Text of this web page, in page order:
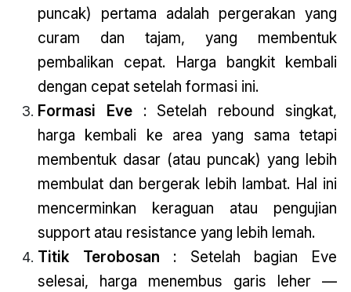
puncak) pertama adalah pergerakan yang
curam dan tajam, yang membentuk
pembalikan cepat. Harga bangkit kembali
dengan cepat setelah formasi ini.
Formasi Eve: Setelah rebound singkat,
harga kembali ke area yang sama tetapi
membentuk dasar (atau puncak) yang lebih
membulat dan bergerak lebih lambat. Hal ini
mencerminkan keraguan atau pengujian
support atau resistance yang lebih lemah.
Titik Terobosan : Setelah bagian Eve
selesai, harga menembus garis leher —